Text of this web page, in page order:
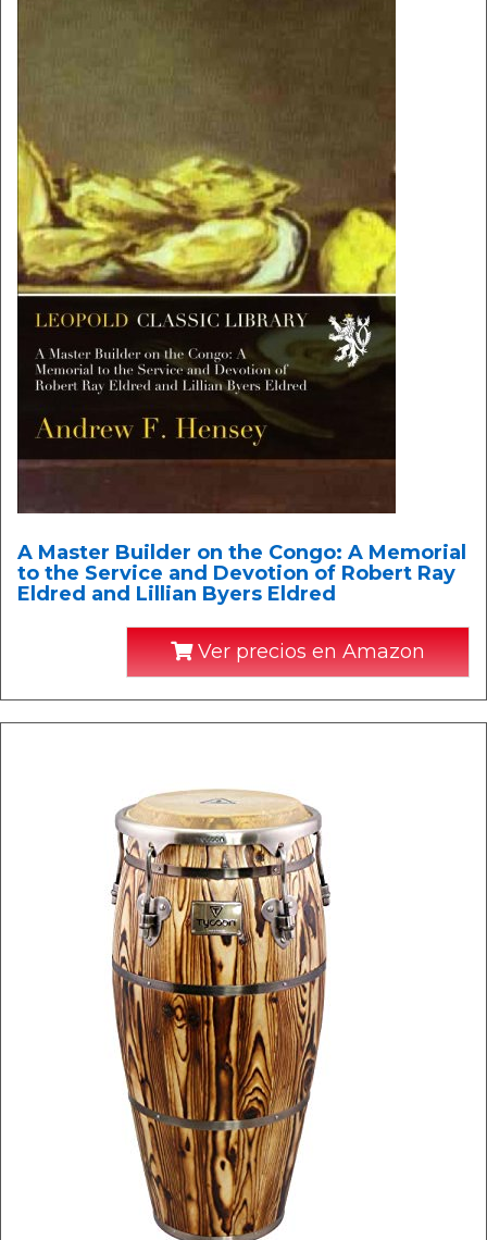
A Master Builder on the Congo: A Memorial
to the Service and Devotion of Robert Ray
Eldred and Lillian Byers Eldred
Ver precios en Amazon